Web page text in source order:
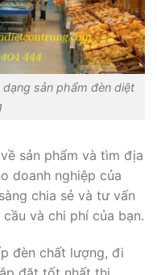
sản phẩm đèn diệt
sản phẩm và tìm địa
doanh nghiệp của
chia sẻ và tư vấn
và chi phí của bạn.
đèn chất lượng, đi